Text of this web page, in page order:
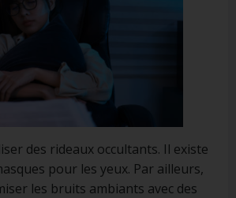
des rideaux occultants. Il existe
pour les yeux. Par ailleurs,
les bruits ambiants avec des